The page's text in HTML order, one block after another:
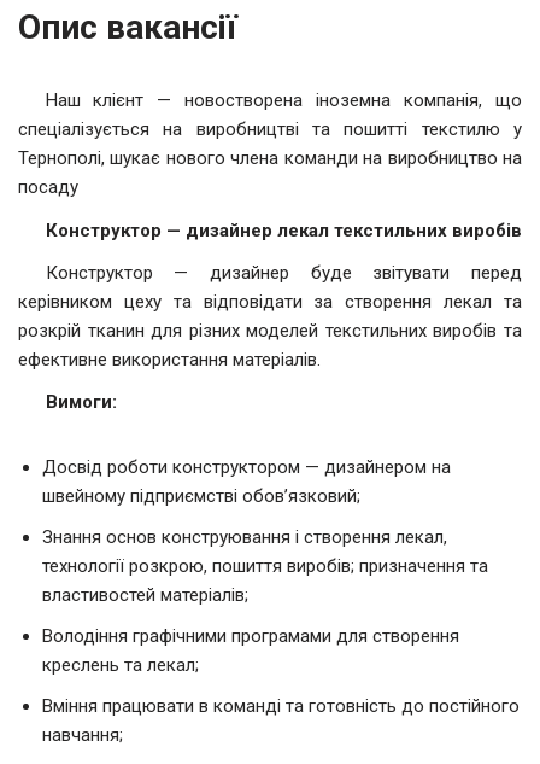
Опис вакансії
Наш клієнт — новостворена іноземна компанія, що
спеціалізується на виробництві та пошитті текстилю у
Тернополі, шукає нового члена команди на виробництво на
посаду
Конструктор — дизайнер лекал текстильних виробів
Конструктор — дизайнер буде звітувати перед
керівником цеху та відповідати за створення лекал та
розкрій тканин для різних моделей текстильних виробів та
ефективне використання матеріалів.
Вимоги:
Досвід роботи конструктором — дизайнером на
швейному підприємстві обов’язковий;
Знання основ конструювання і створення лекал,
технології розкрою, пошиття виробів; призначення та
властивостей матеріалів;
Володіння графічними програмами для створення
креслень та лекал;
Вміння працювати в команді та готовність до постійного
навчання;